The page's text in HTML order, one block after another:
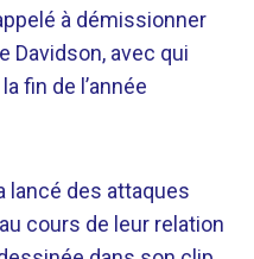
à démissionner
Davidson, avec qui
fin de l’année
lancé des attaques
cours de leur relation